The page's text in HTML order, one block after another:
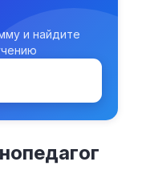
и найдите